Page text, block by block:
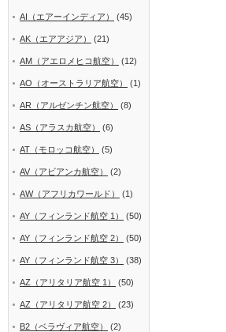
AI（エアーインディア） (45)
AK（エアアジア） (21)
AM（アエロメヒコ航空） (12)
AO（オーストラリア航空） (1)
AR（アルゼンチン航空） (8)
AS（アラスカ航空） (6)
AT（モロッコ航空） (5)
AV（アビアンカ航空） (2)
AW（アフリカワールド） (1)
AY（フィンランド航空 1） (50)
AY（フィンランド航空 2） (50)
AY（フィンランド航空 3） (38)
AZ（アリタリア航空 1） (50)
AZ（アリタリア航空 2） (23)
B2（ベラヴィア航空） (2)